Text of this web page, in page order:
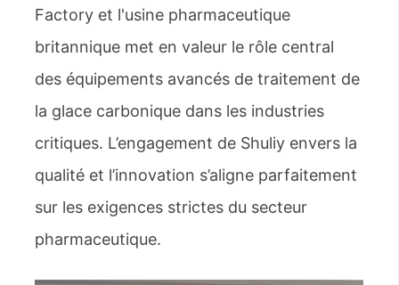
Factory et l'usine pharmaceutique
britannique met en valeur le rôle central
des équipements avancés de traitement de
la glace carbonique dans les industries
critiques. L’engagement de Shuliy envers la
qualité et l’innovation s’aligne parfaitement
sur les exigences strictes du secteur
pharmaceutique.